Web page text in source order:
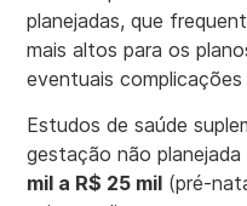
planejadas, que
mais altos para os
eventuais complicações
Estudos de saúde
gestação não
mil a R$ 25 mil (pré-